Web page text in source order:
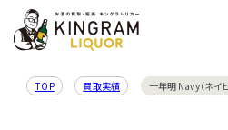
TOP 買取実績 十年明 Navy（ネイビ